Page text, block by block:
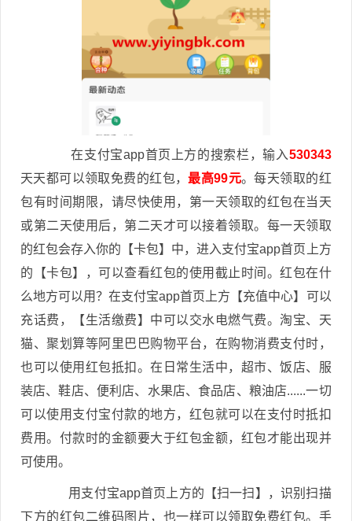
在支付宝app首页上方的搜索栏，输入530343
天天都可以领取免费的红包，最高99元。每天领取的红
包有时间期限，请尽快使用，第一天领取的红包在当天
或第二天使用后，第二天才可以接着领取。每一天领取
的红包会存入你的【卡包】中，进入支付宝app首页上方
的【卡包】，可以查看红包的使用截止时间。红包在什
么地方可以用？在支付宝app首页上方【充值中心】可以
充话费，【生活缴费】中可以交水电燃气费。淘宝、天
猫、聚划算等阿里巴巴购物平台，在购物消费支付时，
也可以使用红包抵扣。在日常生活中，超市、饭店、服
装店、鞋店、便利店、水果店、食品店、粮油店......一切
可以使用支付宝付款的地方，红包就可以在支付时抵扣
费用。付款时的金额要大于红包金额，红包才能出现并
可使用。
用支付宝app首页上方的【扫一扫】，识别扫描
下方的红包二维码图片，也一样可以领取免费红包。手